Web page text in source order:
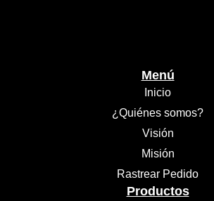
Menú
Inicio
¿Quiénes somos?
Visión
Misión
Rastrear Pedido
Productos